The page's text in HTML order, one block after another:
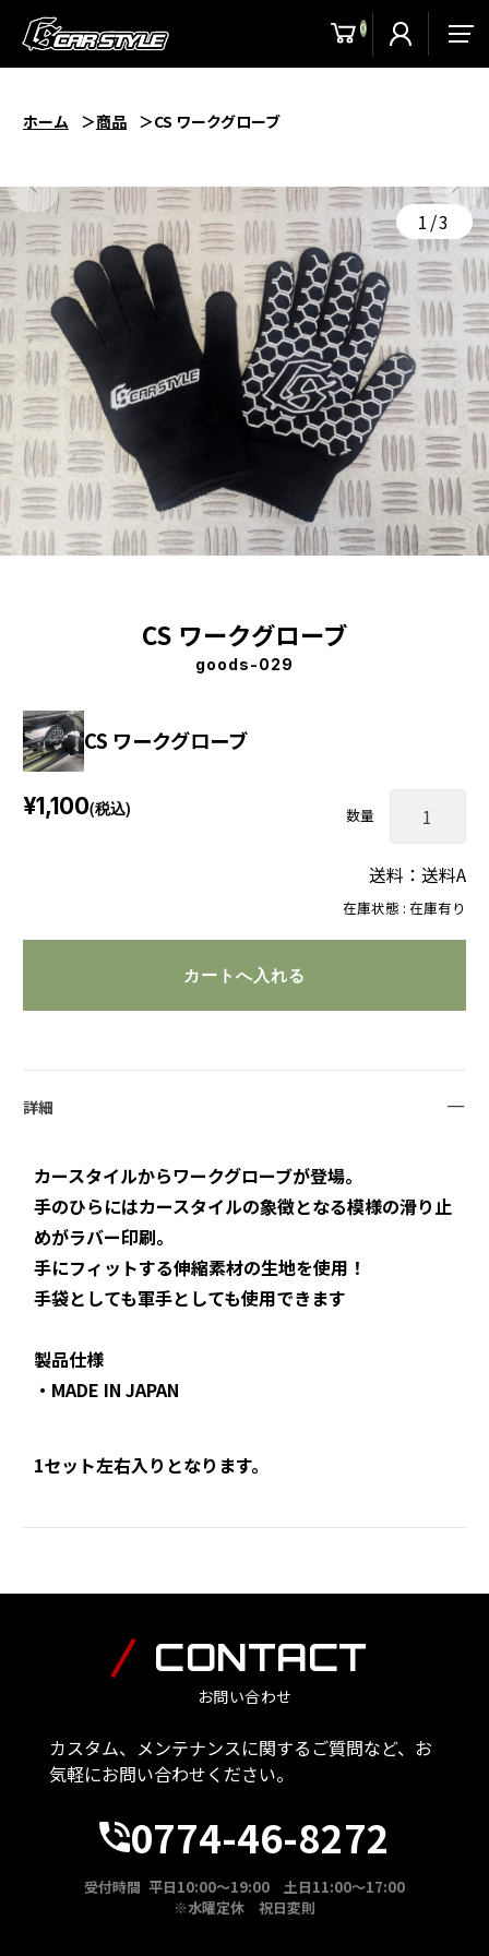
0
ホーム 商品 CS ワークグローブ
1/3
CS ワークグローブ
goods-029
CS ワークグローブ
在庫状態 : 在庫有り
¥1,100(税込) 数量
送料：送料A
詳細
カースタイルからワークグローブが登場。
手のひらにはカースタイルの象徴となる模様の滑り止
めがラバー印刷。
手にフィットする伸縮素材の生地を使用！
手袋としても軍手としても使用できます
製品仕様
・MADE IN JAPAN
1セット左右入りとなります。
CONTACT
お問い合わせ
カスタム、メンテナンスに関するご質問など、お
気軽にお問い合わせください。
0774-46-8272
受付時間 平日10:00～19:00 土日11:00～17:00
※水曜定休 祝日変則